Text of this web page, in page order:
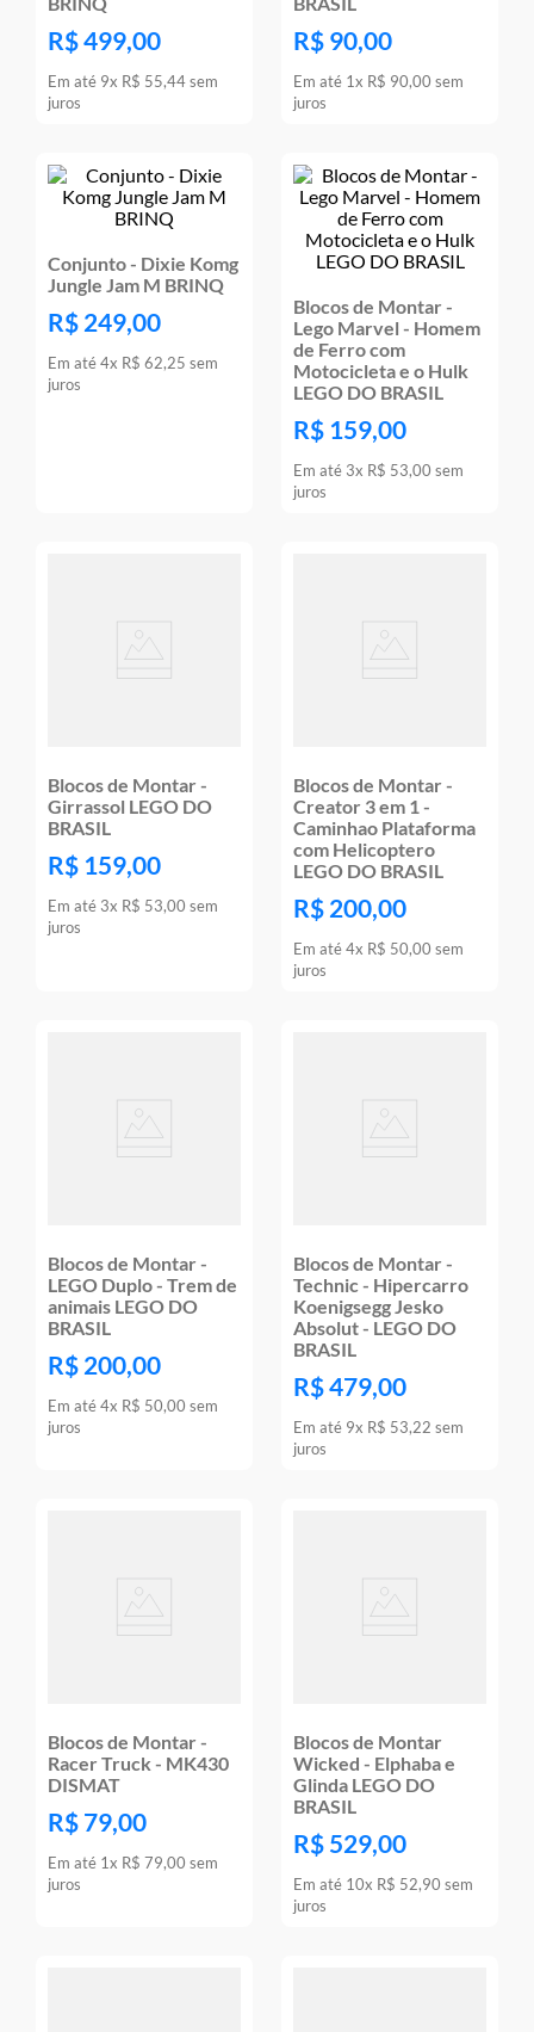
R$499,00
Em até 9x R$ 55,44sem
juros
R$ 90,00
Em até 1x R$ 90,00 sem
juros
Conjunto - Dixie Komg
Jungle Jam M BRINQ
R$ 249,00
Em até4x R$ 62,25 sem
juros
Blocos de Montar -
Lego Marvel - Homem
de Ferro com
Motocicleta e o Hulk
LEGO DO BRASIL
R$ 159,00
Em até 3x R$ 53,00 sem
juros
Blocos de Montar -
Girrassol LEGO DO
BRASIL
R$ 159,00
Em até 3x R$ 53,00 sem
juros
Blocos de Montar -
Creator 3 em 1 -
Caminhao Plataforma
com Helicoptero
LEGO DO BRASIL
R$ 200,00
Em até4x R$ 50,00 sem
juros
Blocos de Montar -
LEGO Duplo - Trem de
animais LEGO DO
BRASIL
R$ 200,00
Em até4x R$ 50,00 sem
juros
Blocos de Montar -
Technic - Hipercarro
Koenigsegg Jesko
Absolut - LEGO DO
BRASIL
R$479,00
Em até 9x R$ 53,22 sem
juros
Blocos de Montar -
Racer Truck - MK430
DISMAT
R$ 79,00
Em até 1x R$ 79,00 sem
juros
Blocos de Montar
Wicked - Elphaba e
Glinda LEGO DO
BRASIL
R$ 529,00
Em até 10x R$ 52,90 sem
juros